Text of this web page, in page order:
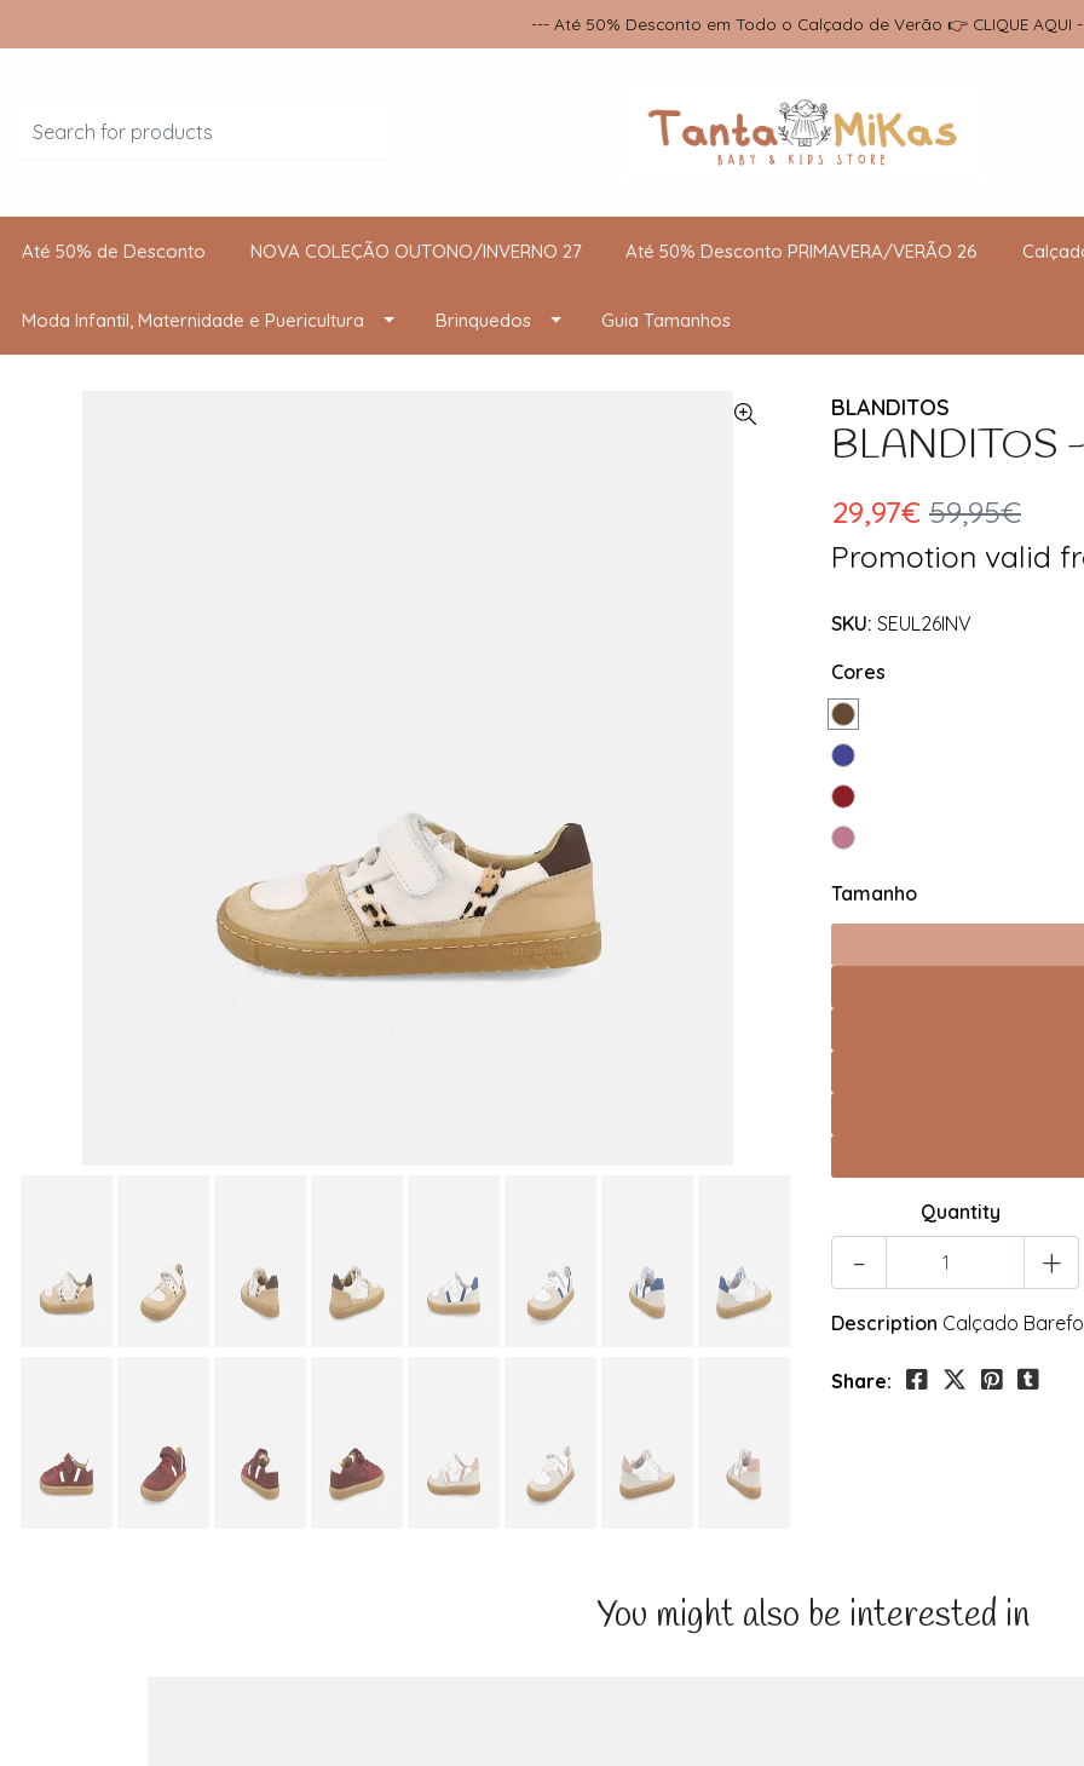
--- Até 50% Desconto em Todo o Calçado de Verão 👉 CLIQUE AQUI
Até 50% de Desconto NOVA COLEÇÃO OUTONO/INVERNO 27 Até 50% Desconto PRIMAVERA/VERÃO 26
Moda Infantil, Maternidade e Puericultura Brinquedos Guia Tamanhos
BLANDITOS
BLANDITOS
29,97€ 59,95€
Promotion valid
SKU: SEUL26INV
Cores
Tamanho
Quantity
- +
Description Calçado
Share:
You might also be interested in